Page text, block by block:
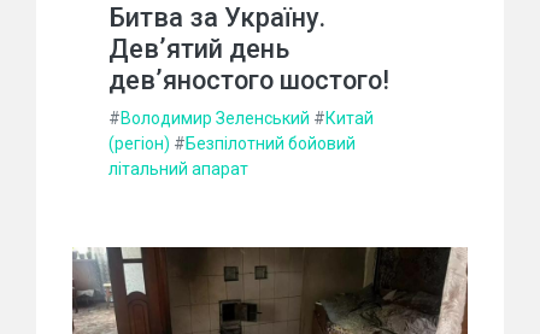
Битва за Україну.
Дев’ятий день
дев’яностого шостого!
#Володимир Зеленський #Китай
(регіон) #Безпілотний бойовий
літальний апарат